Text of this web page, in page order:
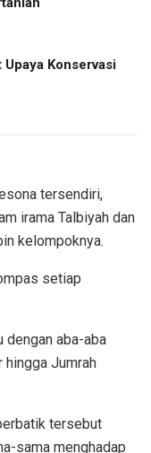
Konservasi
tersendiri,
irama Talbiyah dan
kelompoknya.
setiap
dengan aba-aba
hingga Jumrah
tersebut
sama menghadap